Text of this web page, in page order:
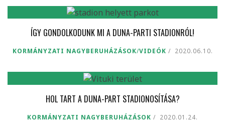
ÍGY GONDOLKODUNK MI A DUNA-PARTI STADIONRÓL!
KORMÁNYZATI NAGYBERUHÁZÁSOK/VIDEÓK 2020.06.10.
HOL TART A DUNA-PART STADIONOSÍTÁSA?
KORMÁNYZATI NAGYBERUHÁZÁSOK 2020.01.24.